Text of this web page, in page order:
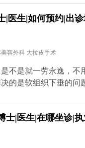
发。 另外，表情管理
的恢复状态调整保养
后续的健康生活习
知道更多关于MCR
面诊，详细了解。
|医生|如何预约|出
容外科 大拉皮手术
不是就一劳永逸，
的是软组织下垂的
把面部组织复位到
保湿和防晒，要是皮
定期在医生评估后打
士|医生|在哪坐诊|